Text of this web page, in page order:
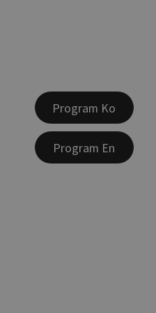
Program Ko
Program En